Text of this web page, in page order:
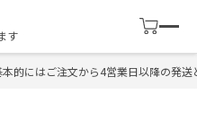
す
にはご注文から4営業日以降の発送